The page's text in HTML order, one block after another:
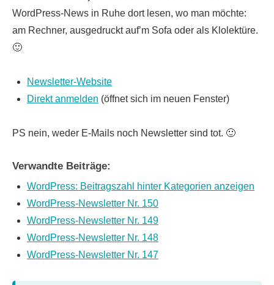
WordPress-News in Ruhe dort lesen, wo man möchte:
am Rechner, ausgedruckt auf’m Sofa oder als Klolektüre.
🙂
Newsletter-Website
Direkt anmelden (öffnet sich im neuen Fenster)
PS nein, weder E-Mails noch Newsletter sind tot. 🙂
Verwandte Beiträge:
WordPress: Beitragszahl hinter Kategorien anzeigen
WordPress-Newsletter Nr. 150
WordPress-Newsletter Nr. 149
WordPress-Newsletter Nr. 148
WordPress-Newsletter Nr. 147